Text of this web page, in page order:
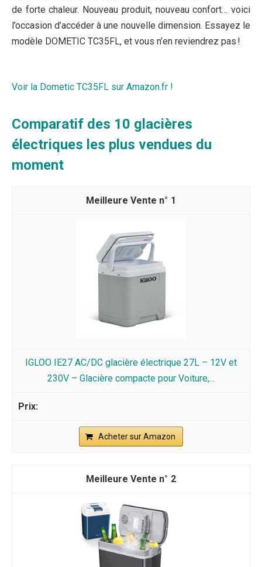
de forte chaleur. Nouveau produit, nouveau confort… voici
l’occasion d’accéder à une nouvelle dimension. Essayez le
modèle DOMETIC TC35FL, et vous n’en reviendrez pas !
Voir la Dometic TC35FL sur Amazon.fr !
Comparatif des 10 glacières
électriques les plus vendues du
moment
1
IGLOO IE27 AC/DC glacière électrique 27L – 12V et
230V – Glacière compacte pour Voiture,...
Acheter sur Amazon
2